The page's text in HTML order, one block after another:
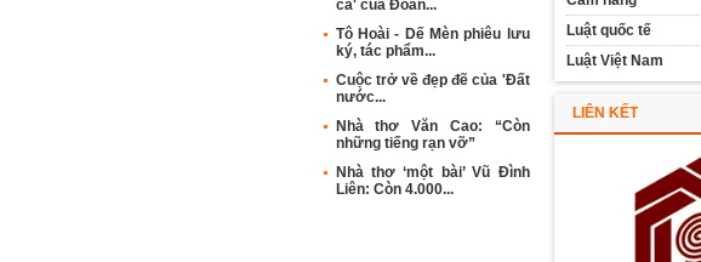
ca' của Đoàn...
Tô Hoài - Dế Mèn phiêu lưu
ký, tác phẩm...
Cuộc trở về đẹp đẽ của 'Đất
nước...
Nhà thơ Văn Cao: “Còn
những tiếng rạn vỡ”
Nhà thơ ‘một bài’ Vũ Đình
Liên: Còn 4.000...
Luật quốc tế
Luật Việt Nam
LIÊN KẾT